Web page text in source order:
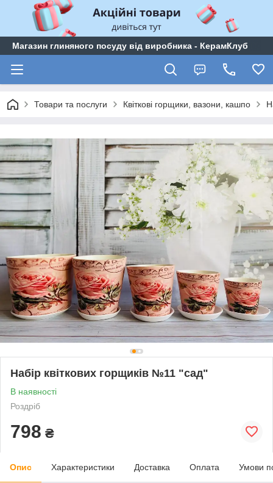
Магазин глиняного посуду від виробника - КерамКлуб
Товари та послуги Квіткові горщики, вазони, кашпо
Набір квіткових горщиків №11 "сад"
В наявності
Роздріб
798 ₴
Опис Характеристики Доставка Оплата Умови